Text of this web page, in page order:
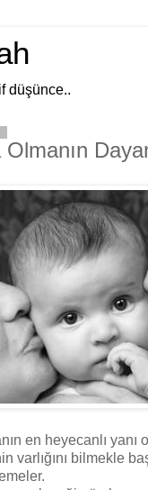
düşünce..
en heyecanlı yanı
varlığını bilmekle